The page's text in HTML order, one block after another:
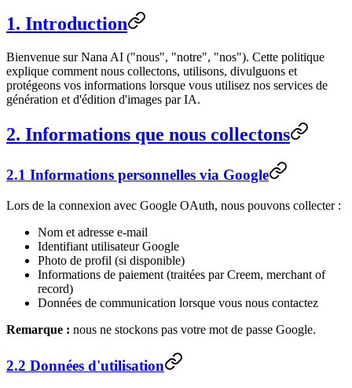
1. Introduction
Bienvenue sur Nana AI ("nous", "notre", "nos"). Cette politique
explique comment nous collectons, utilisons, divulguons et
protégeons vos informations lorsque vous utilisez nos services de
génération et d'édition d'images par IA.
2. Informations que nous collectons
2.1 Informations personnelles via Google
Lors de la connexion avec Google OAuth, nous pouvons collecter :
Nom et adresse e-mail
Identifiant utilisateur Google
Photo de profil (si disponible)
Informations de paiement (traitées par Creem, merchant of
record)
Données de communication lorsque vous nous contactez
Remarque : nous ne stockons pas votre mot de passe Google.
2.2 Données d'utilisation